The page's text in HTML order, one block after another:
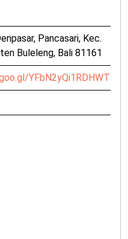
Pancasari, Kec.
Buleleng, Bali 81161